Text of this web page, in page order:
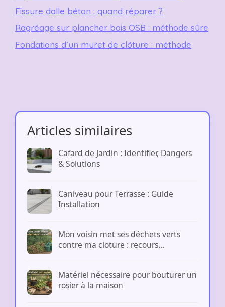
Fissure dalle béton : quand réparer ?
Ragréage sur plancher bois OSB : méthode sûre
Fondations d’un muret de clôture : méthode
Articles similaires
Cafard de Jardin : Identifier, Dangers
& Solutions
Caniveau pour Terrasse : Guide
Installation
Mon voisin met ses déchets verts
contre ma cloture : recours...
Matériel nécessaire pour bouturer un
rosier à la maison